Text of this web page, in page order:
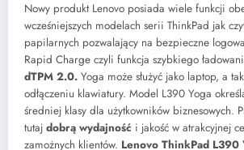
Nowy produkt Lenovo posiada wiele funkcji
wcześniejszych modelach serii ThinkPad jak
papilarnych pozwalający na bezpieczne
Rapid Charge czyli funkcja szybkiego
dTPM 2.0. Yoga może służyć jako laptop, a
odłączeniu klawiatury. Model L390 Yoga
średniej klasy dla użytkowników biznesowych.
tutaj dobrą wydajność i jakość w atrakcyjnej
zamożnych klientów. Lenovo ThinkPad L390